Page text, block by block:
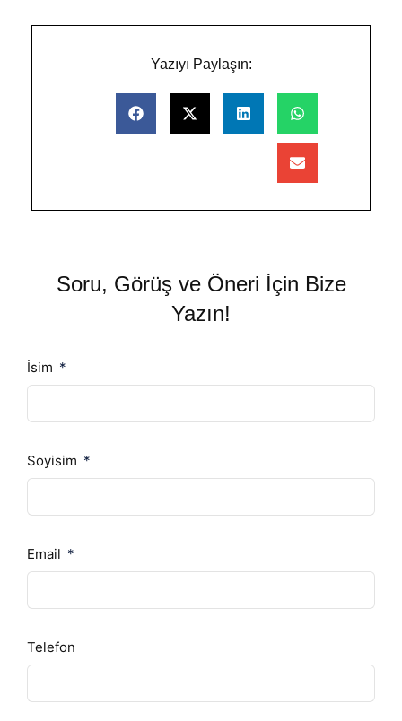
Yazıyı Paylaşın:
Soru, Görüş ve Öneri İçin Bize
Yazın!
İsim
Soyisim
Email
Telefon